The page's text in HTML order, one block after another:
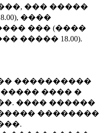
��� �����
����
��� (����
����� 18.00).
����������
���� �
���� ������
��������